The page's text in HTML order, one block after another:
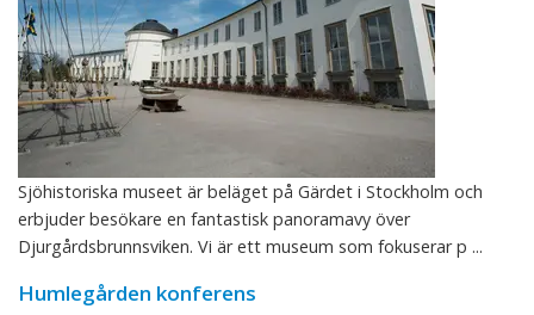
Sjöhistoriska museet är beläget på Gärdet i Stockholm och
erbjuder besökare en fantastisk panoramavy över
Djurgårdsbrunnsviken. Vi är ett museum som fokuserar p ...
Humlegården konferens